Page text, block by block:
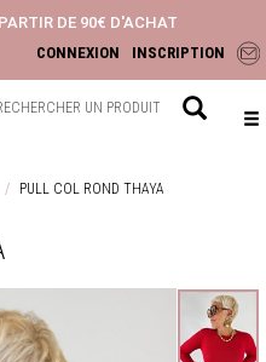
DE 90€ D'ACHAT
CONNEXION INSCRIPTION
PULL COL ROND THAYA